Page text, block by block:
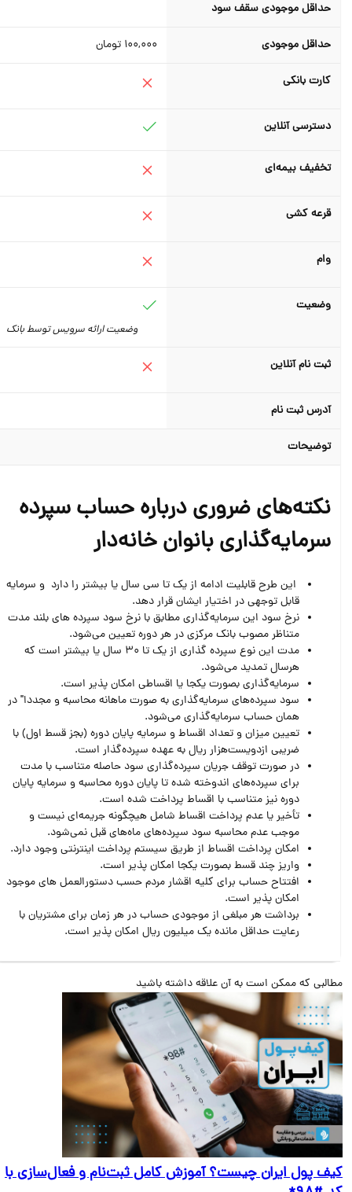
حداقل موجودی سقف سود
حداقل موجودی 100,000تومان
کارت بانکی
دسترسی آنلاین
تخفیف بیمه‌ای
قرعه کشی
وضعیت
وضعیت ارائه سرویس توسط بانک
ثبت نام آنلاین
آدرس ثبت نام
توضیحات
نکته‌های ضروری درباره حساب سپرده
سرمایه‌گذاری بانوان خانه‌دار
این طرح قابلیت ادامه از یک تا سی سال یا بیشتر را دارد و سرمایه
قابل توجهی در اختیار ایشان قرار دهد.
نرخ سود این سرمایه‌گذاری مطابق با نرخ سود سپرده های بلند مدت
متناظر مصوب بانک مرکزی در هر دوره تعیین می‌شود.
مدت این نوع سپرده گذاری از یک تا 30 سال یا بیشتر است که
هرسال تمدید می‌شود.
سرمایه‌گذاری بصورت یکجا یا اقساطی امکان پذیر است.
سود سپرده‌های سرمایه‌گذاری به صورت ماهانه محاسبه و مجددا" در
همان حساب سرمایه‌گذاری می‌شود.
تعیین میزان و تعداد اقساط و سرمایه پایان دوره (بجز قسط اول) با
ضریبی ازدویست‌هزار ریال به عهده سپرده‌گذار است.
در صورت توقف جریان سپرده‌گذاری سود حاصله متناسب با مدت
برای سپرده‌های اندوخته شده تا پایان دوره محاسبه و سرمایه پایان
دوره نیز متناسب با اقساط پرداخت شده است.
تأخیر یا عدم پرداخت اقساط شامل هیچگونه جریمه‌ای نیست و
موجب عدم محاسبه سود سپرده‌های ماه‌های قبل نمی‌شود.
امکان پرداخت اقساط از طریق سیستم پرداخت اینترنتی وجود دارد.
واریز چند قسط بصورت یکجا امکان پذیر است.
افتتاح حساب برای کلیه اقشار مردم حسب دستورالعمل های موجود
امکان پذیر است.
برداشت هر مبلغی از موجودی حساب در هر زمان برای مشتریان با
رعایت حداقل مانده یک میلیون ریال امکان پذیر است.
که ممکن است به آن علاقه داشته باشید
پول ایران چیست؟ آموزش کامل ثبت‌نام و فعال‌سازی با